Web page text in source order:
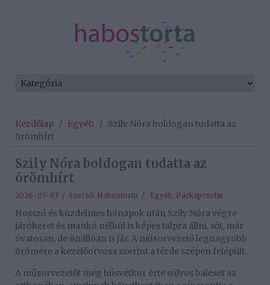
Kezdőlap / Egyéb / Szily Nóra boldogan tudatta az
örömhírt
Szily Nóra boldogan tudatta az
örömhírt
2026-07-03 / Szerző: Habostorta / Egyéb, Párkapcsolat
Hosszú és küzdelmes hónapok után Szily Nóra végre
járókeret és mankó nélkül is képes talpra állni, sőt, már
óvatosan, de önállóan is jár. A műsorvezető legnagyobb
örömére a kezelőorvosa szerint a térde szépen felépült.
A műsorvezetőt még húsvétkor érte súlyos baleset az